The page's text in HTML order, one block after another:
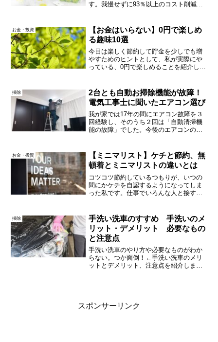
す。我慢せずに93％以上のコスト削減が
お金・投資
【お金はいらない】0円で楽しめ
る趣味10選
今日は楽しく節約して貯金を少しでも増
やすためのヒントとして、私が実際にや
っている、0円で楽しめることを紹介しま
もよかったらやってみてください。天体
観測天体観測と言っ...
掃除
2台とも自動お掃除機能が故障！
電気工事士に聞いたエアコン選び
我が家では17年の間にエアコン故障を３
回経験し、そのうち２回は「自動清掃機
能の故障」でした。今後のエアコンの選
を踏まえて書きます。結論から言えば
「自動清掃いらない！」な...
お金・投資
【ミニマリスト】ケチと節約、無
頓着とミニマリストの違いとは
コツコツ節約しているつもりが、いつの
間にかケチを自認するようになってしま
った私です。仕事でいろんな人と接する
は自分をもっと客観的に見られればいい
だろうな～とおせっかいな...
掃除
手洗い洗車のすすめ 手洗いのメ
リット・デメリット 必要なもの
と注意点
手洗い洗車のやり方や必要なものがわか
らない。つか面倒！←手洗い洗車のメリ
ットとデメリット、注意点を紹介しま
スポンサーリンク